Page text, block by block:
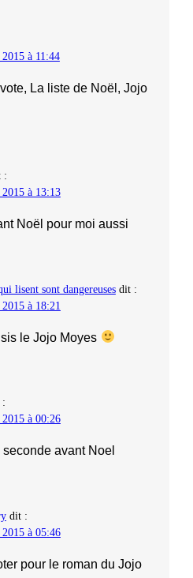
à 11:44
La liste de Noël, Jojo
:
à 13:13
Noël pour moi aussi
lisent sont dangereuses dit :
à 18:21
le Jojo Moyes
:
à 00:26
avant Noel
dit :
à 05:46
pour le roman du Jojo